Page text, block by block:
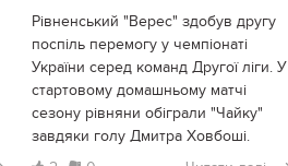
Рівненський "Верес" здобув другу
поспіль перемогу у чемпіонаті
України серед команд Другої ліги. У
стартовому домашньому матчі
сезону рівняни обіграли "Чайку"
завдяки голу Дмитра Ховбоші.